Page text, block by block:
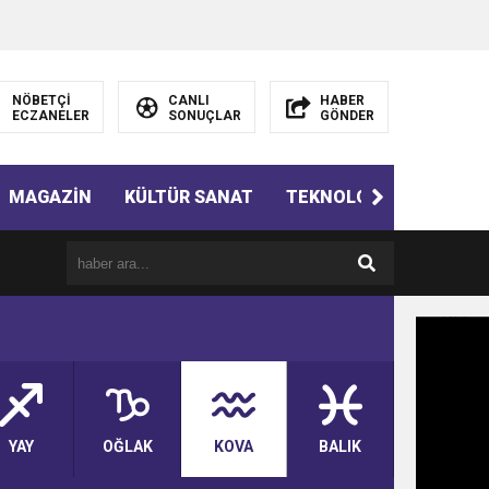
NÖBETÇİ
ECZANELER
CANLI
SONUÇLAR
HABER
GÖNDER
MAGAZİN KÜLTÜR SANAT TEKNOLOJİ
YAY OĞLAK KOVA BALIK